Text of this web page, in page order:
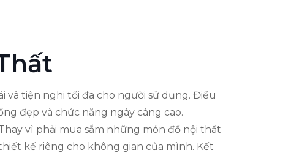
và tiện nghi tối đa cho người sử dụng. Điều
đẹp và chức năng ngày càng cao.
vì phải mua sắm những món đồ nội thất
kế riêng cho không gian của mình. Kết